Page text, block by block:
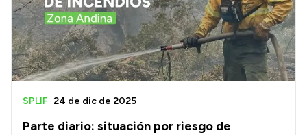
Parte diario: situación por riesgo de
SPLIF 24 de dic de 2025